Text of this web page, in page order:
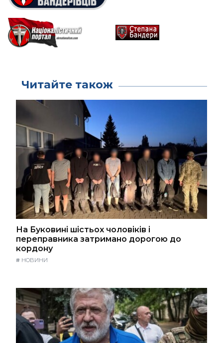
Читайте також
На Буковині шістьох чоловіків і
переправника затримано дорогою до
кордону
# НОВИНИ